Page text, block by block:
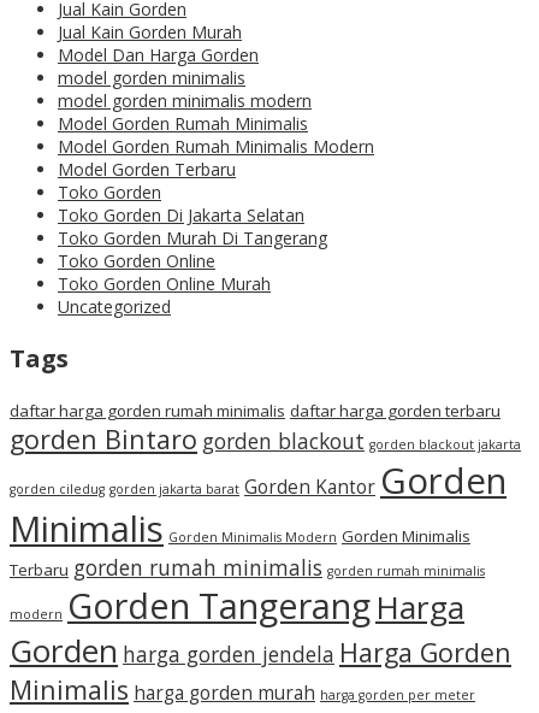
Jual Kain Gorden
Jual Kain Gorden Murah
Model Dan Harga Gorden
model gorden minimalis
model gorden minimalis modern
Model Gorden Rumah Minimalis
Model Gorden Rumah Minimalis Modern
Model Gorden Terbaru
Toko Gorden
Toko Gorden Di Jakarta Selatan
Toko Gorden Murah Di Tangerang
Toko Gorden Online
Toko Gorden Online Murah
Uncategorized
Tags
daftar harga gorden rumah minimalis daftar harga gorden terbaru
gorden Bintaro gorden blackout gorden blackout jakarta
gorden ciledug gorden jakarta barat Gorden Kantor Gorden
Minimalis Gorden Minimalis Modern Gorden Minimalis
Terbaru gorden rumah minimalis gorden rumah minimalis
modern Gorden TangerangHarga
Gorden harga gorden jendela Harga Gorden
Minimalis harga gorden murah harga gorden per meter